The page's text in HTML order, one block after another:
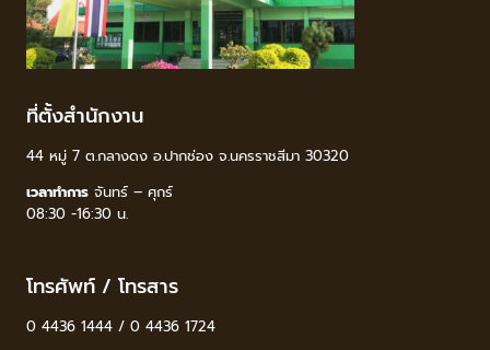
ที่ตั้งสำนักงาน
44 หมู่ 7 ต.กลางดง อ.ปากช่อง จ.นครราชสีมา 30320
เวลาทำการ จันทร์ – ศุกร์
08:30 -16:30 น.
โทรศัพท์ / โทรสาร
0 4436 1444 / 0 4436 1724